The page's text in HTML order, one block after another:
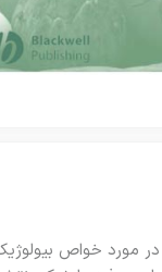
مورد خواص